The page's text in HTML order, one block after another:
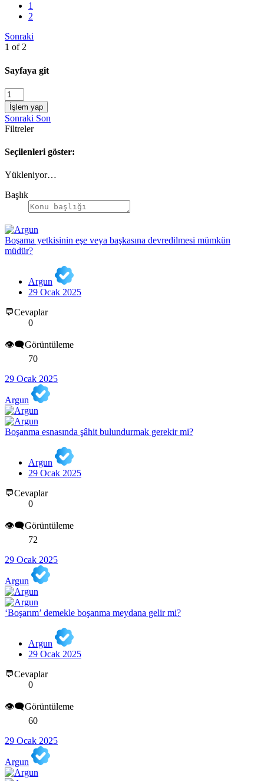
1
2
Sonraki
1 of 2
Sayfaya git
İşlem yap
Sonraki Son
Filtreler
Seçilenleri göster:
Yükleniyor…
Başlık
Boşama yetkisinin eşe veya başkasına devredilmesi mümkün
müdür?
Argun
29 Ocak 2025
💬Cevaplar
0
👁️‍🗨️Görüntüleme
70
29 Ocak 2025
Argun
Boşanma esnasında şâhit bulundurmak gerekir mi?
Argun
29 Ocak 2025
💬Cevaplar
0
👁️‍🗨️Görüntüleme
72
29 Ocak 2025
Argun
‘Boşarım’ demekle boşanma meydana gelir mi?
Argun
29 Ocak 2025
💬Cevaplar
0
👁️‍🗨️Görüntüleme
60
29 Ocak 2025
Argun